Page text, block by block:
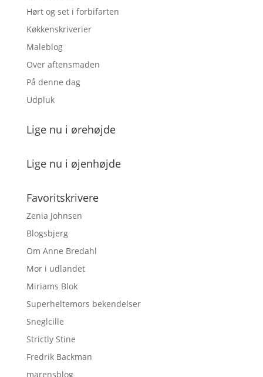
Hørt og set i forbifarten
Køkkenskriverier
Maleblog
Over aftensmaden
På denne dag
Udpluk
Lige nu i ørehøjde
Lige nu i øjenhøjde
Favoritskrivere
Zenia Johnsen
Blogsbjerg
Om Anne Bredahl
Mor i udlandet
Miriams Blok
Superheltemors bekendelser
Sneglcille
Strictly Stine
Fredrik Backman
marensblog